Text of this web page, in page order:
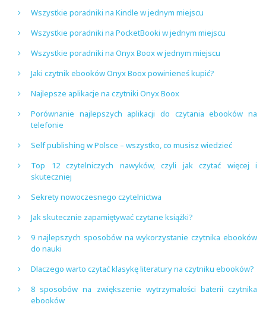
Wszystkie poradniki na Kindle w jednym miejscu
Wszystkie poradniki na PocketBooki w jednym miejscu
Wszystkie poradniki na Onyx Boox w jednym miejscu
Jaki czytnik ebooków Onyx Boox powinieneś kupić?
Najlepsze aplikacje na czytniki Onyx Boox
Porównanie najlepszych aplikacji do czytania ebooków na
telefonie
Self publishing w Polsce – wszystko, co musisz wiedzieć
Top 12 czytelniczych nawyków, czyli jak czytać więcej i
skuteczniej
Sekrety nowoczesnego czytelnictwa
Jak skutecznie zapamiętywać czytane książki?
9 najlepszych sposobów na wykorzystanie czytnika ebooków
do nauki
Dlaczego warto czytać klasykę literatury na czytniku ebooków?
8 sposobów na zwiększenie wytrzymałości baterii czytnika
ebooków